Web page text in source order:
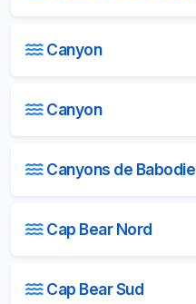
Canyon
Canyon
Canyons de Babodie
Cap Bear Nord
Cap Bear Sud